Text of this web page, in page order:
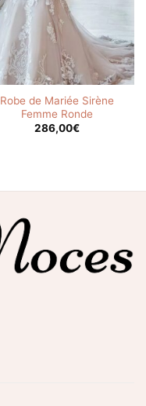
Robe de Mariée Sirène
Femme Ronde
286,00€